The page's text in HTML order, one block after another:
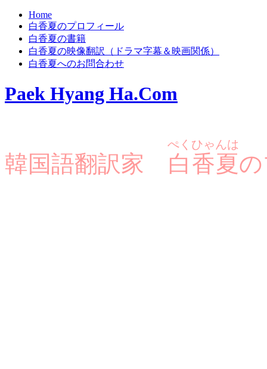
Home
白香夏のプロフィール
白香夏の書籍
白香夏の映像翻訳（ドラマ字幕＆映画関係）
白香夏へのお問合わせ
Paek Hyang Ha.Com
韓国語翻訳家 白香夏
ぺくひゃんは